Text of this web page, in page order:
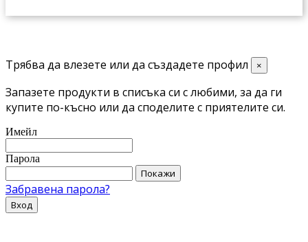
Трябва да влезете или да създадете профил ×
Запазете продукти в списъка си с любими, за да ги
купите по-късно или да споделите с приятелите си.
Имейл
Парола
Покажи
Забравена парола?
Вход